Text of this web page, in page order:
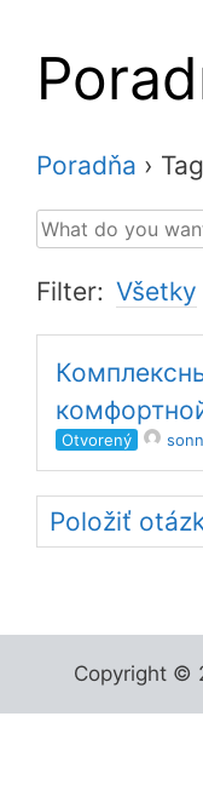
Poradňa ›
Filter: Všetky
Otvorený
Položiť
Copyright ©